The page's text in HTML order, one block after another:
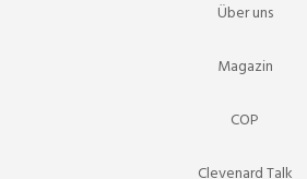
Über uns
Magazin
COP